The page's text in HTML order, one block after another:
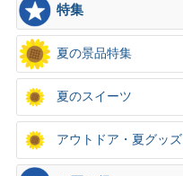
特集
夏の景品特集
夏のスイーツ
アウトドア・夏グッズ